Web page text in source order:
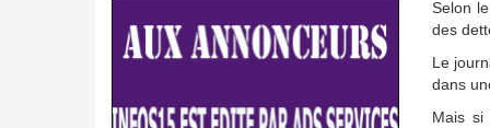
Selon
des
Le
dans
Mais si